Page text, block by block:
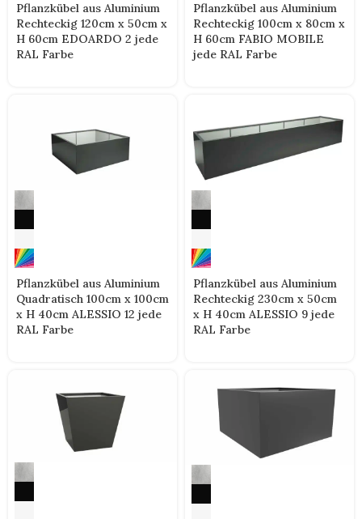
Pflanzkübel aus Aluminium
Rechteckig 120cm x 50cm x
H 60cm EDOARDO 2 jede
RAL Farbe
Pflanzkübel aus Aluminium
Rechteckig 100cm x 80cm x
H 60cm FABIO MOBILE
jede RAL Farbe
Pflanzkübel aus Aluminium
Quadratisch 100cm x 100cm
x H 40cm ALESSIO 12 jede
RAL Farbe
Pflanzkübel aus Aluminium
Rechteckig 230cm x 50cm
x H 40cm ALESSIO 9 jede
RAL Farbe